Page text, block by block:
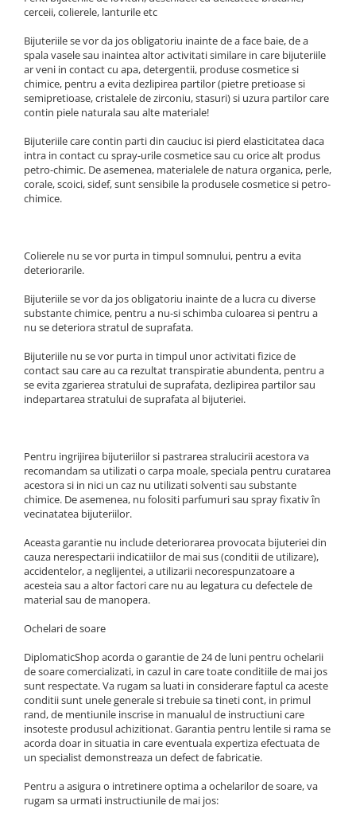
cerceii, colierele, lanturile etc
Bijuteriile se vor da jos obligatoriu inainte de a face baie, de a
spala vasele sau inaintea altor activitati similare in care bijuteriile
ar veni in contact cu apa, detergentii, produse cosmetice si
chimice, pentru a evita dezlipirea partilor (pietre pretioase si
semipretioase, cristalele de zirconiu, stasuri) si uzura partilor care
contin piele naturala sau alte materiale!
Bijuteriile care contin parti din cauciuc isi pierd elasticitatea daca
intra in contact cu spray-urile cosmetice sau cu orice alt produs
petro-chimic. De asemenea, materialele de natura organica, perle,
corale, scoici, sidef, sunt sensibile la produsele cosmetice si petro-
chimice.
Colierele nu se vor purta in timpul somnului, pentru a evita
deteriorarile.
Bijuteriile se vor da jos obligatoriu inainte de a lucra cu diverse
substante chimice, pentru a nu-si schimba culoarea si pentru a
nu se deteriora stratul de suprafata.
Bijuteriile nu se vor purta in timpul unor activitati fizice de
contact sau care au ca rezultat transpiratie abundenta, pentru a
se evita zgarierea stratului de suprafata, dezlipirea partilor sau
indepartarea stratului de suprafata al bijuteriei.
Pentru ingrijirea bijuteriilor si pastrarea stralucirii acestora va
recomandam sa utilizati o carpa moale, speciala pentru curatarea
acestora si in nici un caz nu utilizati solventi sau substante
chimice. De asemenea, nu folositi parfumuri sau spray fixativ în
vecinatatea bijuteriilor.
Aceasta garantie nu include deteriorarea provocata bijuteriei din
cauza nerespectarii indicatiilor de mai sus (conditii de utilizare),
accidentelor, a neglijentei, a utilizarii necorespunzatoare a
acesteia sau a altor factori care nu au legatura cu defectele de
material sau de manopera.
Ochelari de soare
DiplomaticShop acorda o garantie de 24 de luni pentru ochelarii
de soare comercializati, in cazul in care toate conditiile de mai jos
sunt respectate. Va rugam sa luati in considerare faptul ca aceste
conditii sunt unele generale si trebuie sa tineti cont, in primul
rand, de mentiunile inscrise in manualul de instructiuni care
insoteste produsul achizitionat. Garantia pentru lentile si rama se
acorda doar in situatia in care eventuala expertiza efectuata de
un specialist demonstreaza un defect de fabricatie.
Pentru a asigura o intretinere optima a ochelarilor de soare, va
rugam sa urmati instructiunile de mai jos: